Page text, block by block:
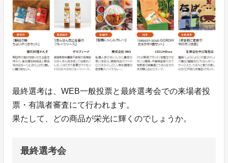
最終選考は、WEB一般投票と最終選考会での来場者投
票・有識者審査にて行われます。
果たして、どの商品が栄光に輝くのでしょうか。
最終選考会